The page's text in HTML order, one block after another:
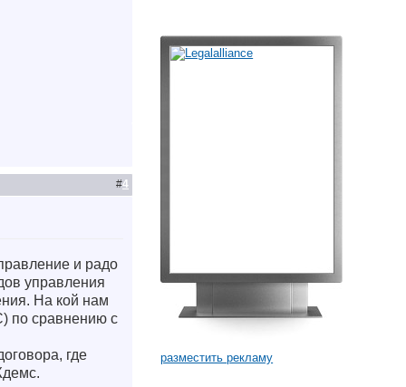
#4
и радо
управления
На кой нам
по сравнению с
где
разместить рекламу